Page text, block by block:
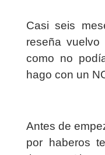
Casi seis
reseña
como no
hago con un
Antes de
por haberos